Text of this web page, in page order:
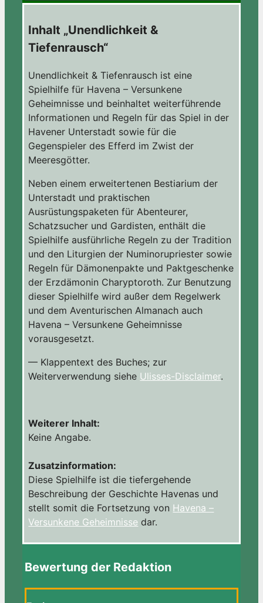
Inhalt „Unendlichkeit &
Tiefenrausch“
Unendlichkeit & Tiefenrausch ist eine
Spielhilfe für Havena – Versunkene
Geheimnisse und beinhaltet weiterführende
Informationen und Regeln für das Spiel in der
Havener Unterstadt sowie für die
Gegenspieler des Efferd im Zwist der
Meeresgötter.
Neben einem erweitertenen Bestiarium der
Unterstadt und praktischen
Ausrüstungspaketen für Abenteurer,
Schatzsucher und Gardisten, enthält die
Spielhilfe ausführliche Regeln zu der Tradition
und den Liturgien der Numinorupriester sowie
Regeln für Dämonenpakte und Paktgeschenke
der Erzdämonin Charyptoroth. Zur Benutzung
dieser Spielhilfe wird außer dem Regelwerk
und dem Aventurischen Almanach auch
Havena – Versunkene Geheimnisse
vorausgesetzt.
— Klappentext des Buches; zur
Weiterverwendung siehe Ulisses-Disclaimer.
Weiterer Inhalt:
Keine Angabe.
Zusatzinformation:
Diese Spielhilfe ist die tiefergehende
Beschreibung der Geschichte Havenas und
stellt somit die Fortsetzung von Havena –
Versunkene Geheimnisse dar.
Bewertung der Redaktion